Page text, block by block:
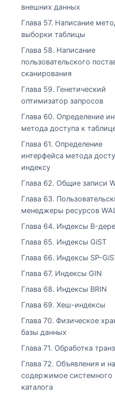
внешних данных
Глава 57. Написание
выборки таблицы
Глава 58. Написание
пользовательского
сканирования
Глава 59. Генетический
оптимизатор запросов
Глава 60. Определение
метода доступа к
Глава 61. Определение
интерфейса метода
индексу
Глава 62. Общие записи
Глава 63.
менеджеры ресурсов WAL
Глава 64. Индексы B-
Глава 65. Индексы GiST
Глава 66. Индексы SP-
Глава 67. Индексы GIN
Глава 68. Индексы BRIN
Глава 69. Хеш-индексы
Глава 70. Физическое
базы данных
Глава 71. Обработка
Глава 72. Объявления и
содержимое системного
каталога